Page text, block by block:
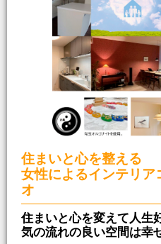
住まいと心を整える
女性によるインテリア
オ
住まいと心を変えて人生
気の流れの良い空間は幸